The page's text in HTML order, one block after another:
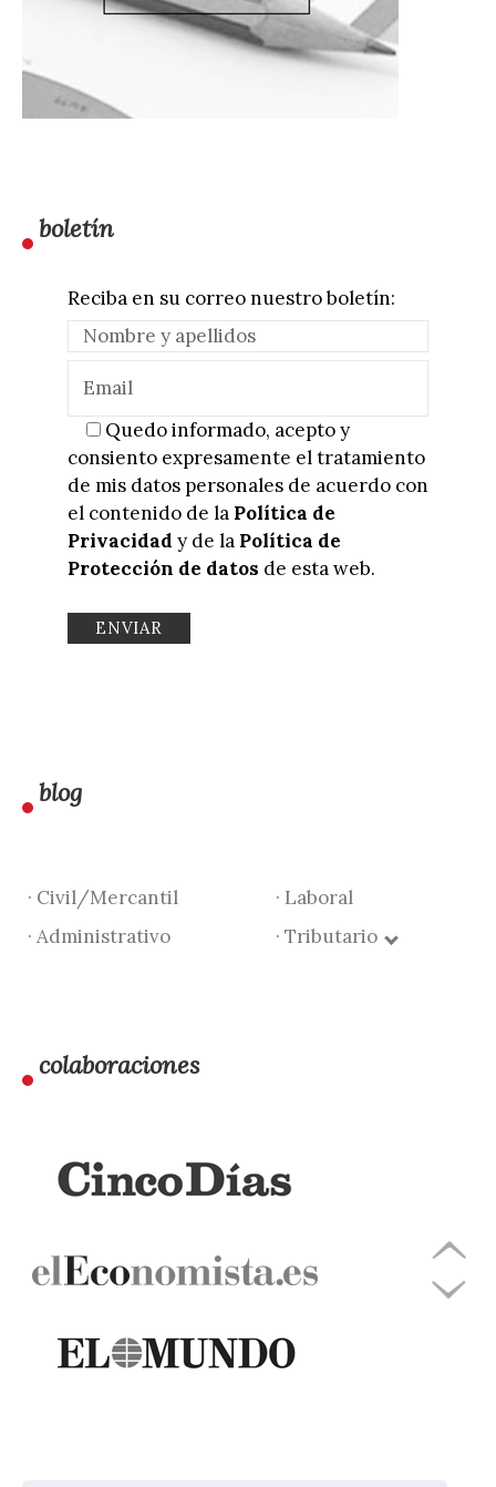
boletín
Reciba en su correo nuestro boletín:
Quedo informado, acepto y
consiento expresamente el tratamiento
de mis datos personales de acuerdo con
el contenido de la Política de
Privacidad y de la Política de
Protección de datos de esta web.
blog
· Civil/Mercantil
· Laboral
· Administrativo
· Tributario
colaboraciones